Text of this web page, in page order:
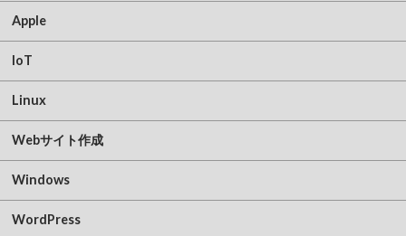
Apple
IoT
Linux
Webサイト作成
Windows
WordPress